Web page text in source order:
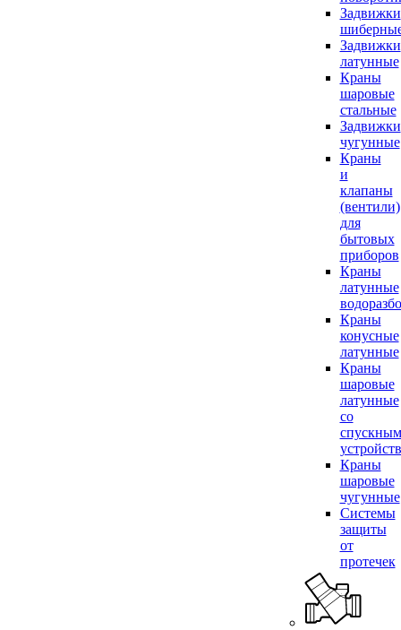
Задвижки
Задвижки
латунные
Краны
шаровые
стальные
Задвижки
чугунные
Краны
и
клапаны
(вентили)
для
бытовых
приборов
Краны
латунные
Краны
конусные
латунные
Краны
шаровые
латунные
со
спускным
Краны
шаровые
чугунные
Системы
защиты
от
протечек